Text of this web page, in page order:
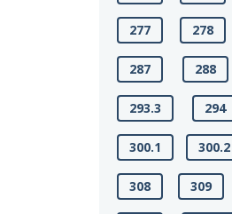
277 278
287 288
293.3 294
300.1 300.2
308 309